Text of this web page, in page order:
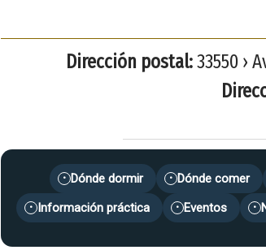
Dirección postal:33550 ›
• Dónde dormir • Dónde comer
• Información práctica • Eventos •